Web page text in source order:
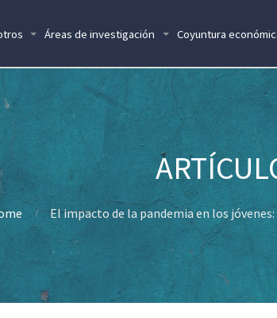
Áreas de investigación Coyuntura
El impacto de la pandemia en los